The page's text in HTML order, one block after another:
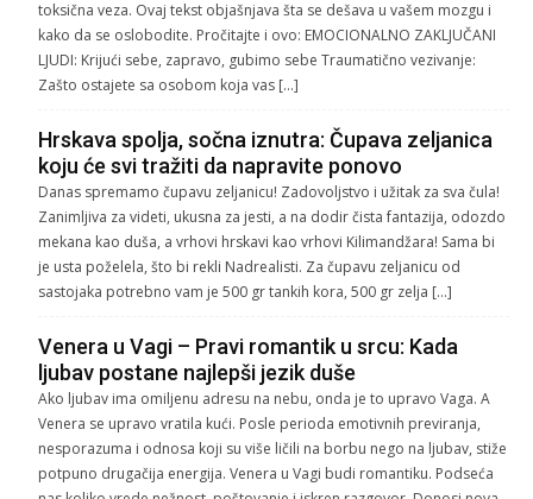
toksična veza. Ovaj tekst objašnjava šta se dešava u vašem mozgu i
kako da se oslobodite. Pročitajte i ovo: EMOCIONALNO ZAKLJUČANI
LJUDI: Krijući sebe, zapravo, gubimo sebe Traumatično vezivanje:
Zašto ostajete sa osobom koja vas […]
Hrskava spolja, sočna iznutra: Čupava zeljanica
koju će svi tražiti da napravite ponovo
Danas spremamo čupavu zeljanicu! Zadovoljstvo i užitak za sva čula!
Zanimljiva za videti, ukusna za jesti, a na dodir čista fantazija, odozdo
mekana kao duša, a vrhovi hrskavi kao vrhovi Kilimandžara! Sama bi
je usta poželela, što bi rekli Nadrealisti. Za čupavu zeljanicu od
sastojaka potrebno vam je 500 gr tankih kora, 500 gr zelja […]
Venera u Vagi – Pravi romantik u srcu: Kada
ljubav postane najlepši jezik duše
Ako ljubav ima omiljenu adresu na nebu, onda je to upravo Vaga. A
Venera se upravo vratila kući. Posle perioda emotivnih previranja,
nesporazuma i odnosa koji su više ličili na borbu nego na ljubav, stiže
potpuno drugačija energija. Venera u Vagi budi romantiku. Podseća